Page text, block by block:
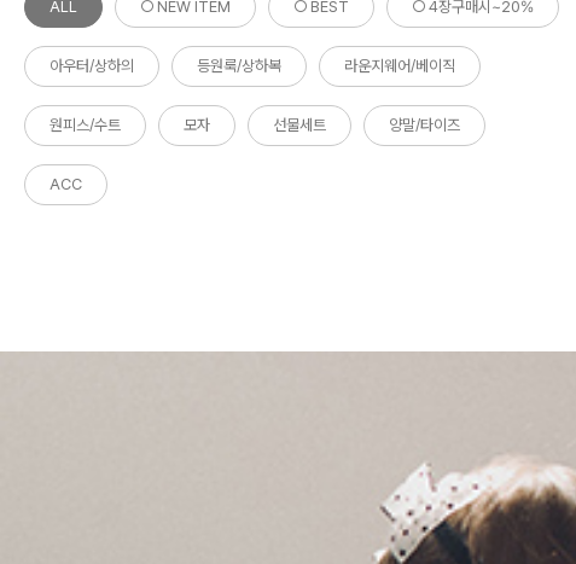
ALL ○ NEW ITEM ○ BEST ○ 4장구매시~20%
아우터/상하의 등원룩/상하복 라운지웨어/베이직
원피스/수트 모자 선물세트 양말/타이즈
ACC